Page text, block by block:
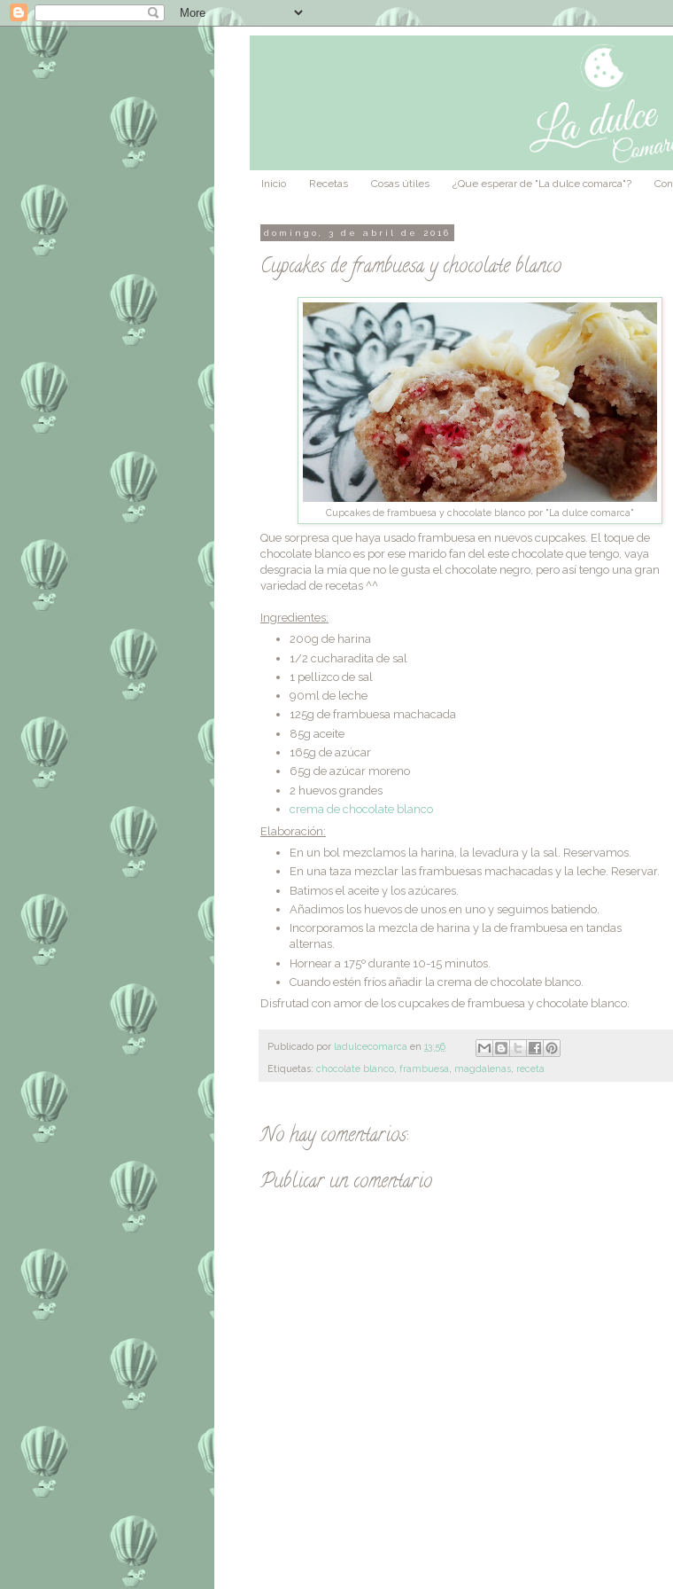
Inicio Recetas Cosas útiles ¿Que esperar de "La dulce comarca"?
domingo, 3 de abril de 2016
Cupcakes de frambuesa y chocolate blanco
Cupcakes de frambuesa y chocolate blanco por "La dulce comarca"
Que sorpresa que haya usado frambuesa en nuevos cupcakes. El toque de
chocolate blanco es por ese marido fan del este chocolate que tengo, vaya
desgracia la mía que no le gusta el chocolate negro, pero así tengo una gran
variedad de recetas ^^
Ingredientes:
200g de harina
1/2 cucharadita de sal
1 pellizco de sal
90ml de leche
125g de frambuesa machacada
85g aceite
165g de azúcar
65g de azúcar moreno
2 huevos grandes
crema de chocolate blanco
Elaboración:
En un bol mezclamos la harina, la levadura y la sal. Reservamos.
En una taza mezclar las frambuesas machacadas y la leche. Reservar.
Batimos el aceite y los azúcares.
Añadimos los huevos de unos en uno y seguimos batiendo.
Incorporamos la mezcla de harina y la de frambuesa en tandas
alternas.
Hornear a 175º durante 10-15 minutos.
Cuando estén fríos añadir la crema de chocolate blanco.
Disfrutad con amor de los cupcakes de frambuesa y chocolate blanco.
Publicado por ladulcecomarca en 13:56
Etiquetas: chocolate blanco, frambuesa, magdalenas, receta
No hay comentarios:
Publicar un comentario